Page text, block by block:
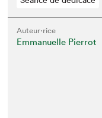
Auteur·rice
Emmanuelle Pierrot